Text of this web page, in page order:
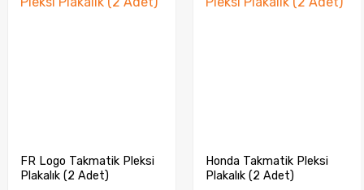
FR Logo Takmatik Pleksi
Plakalık (2 Adet)
Honda Takmatik Pleksi
Plakalık (2 Adet)